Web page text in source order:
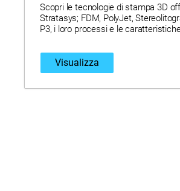
Scopri le tecnologie di stampa 3D
Stratasys; FDM, PolyJet,
P3, i loro processi e le
Visualizza